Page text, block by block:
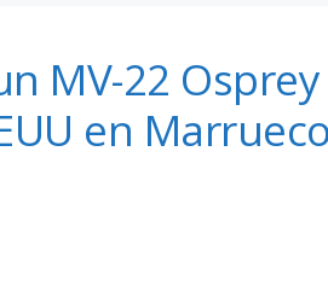
MV-22
en